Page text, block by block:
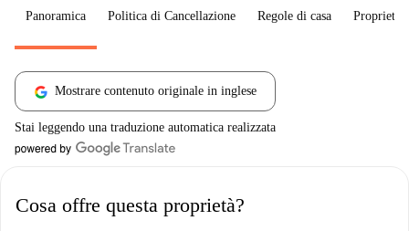
Panoramica Politica di Cancellazione Regole di casa
Mostrare contenuto originale in inglese
Stai leggendo una traduzione automatica realizzata
Cosa offre questa proprietà?